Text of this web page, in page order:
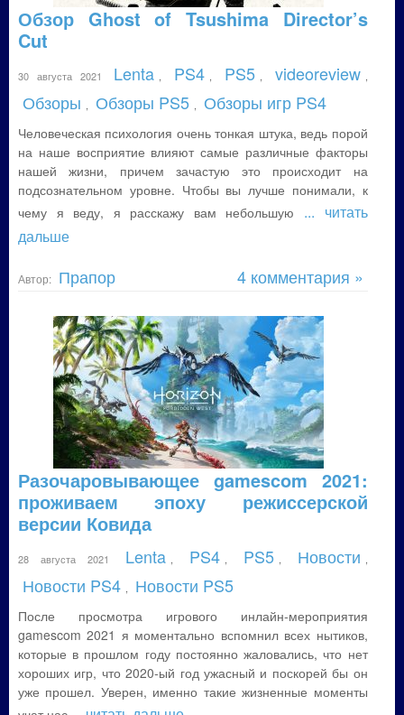
Обзор Ghost of Tsushima Director’s
Cut
30 августа 2021 Lenta PS4 PS5 videoreview
Обзоры Обзоры PS5 Обзоры игр PS4
Человеческая психология очень тонкая штука, ведь порой
на наше восприятие влияют самые различные факторы
нашей жизни, причем зачастую это происходит на
подсознательном уровне. Чтобы вы лучше понимали, к
чему я веду, я расскажу вам небольшую ... читать
дальше
Автор: Прапор 4 комментария »
Разочаровывающее gamescom 2021:
проживаем эпоху режиссерской
версии Ковида
28 августа 2021 Lenta PS4 PS5 Новости
Новости PS4 Новости PS5
После просмотра игрового инлайн-мероприятия
gamescom 2021 я моментально вспомнил всех нытиков,
которые в прошлом году постоянно жаловались, что нет
хороших игр, что 2020-ый год ужасный и поскорей бы он
уже прошел. Уверен, именно такие жизненные моменты